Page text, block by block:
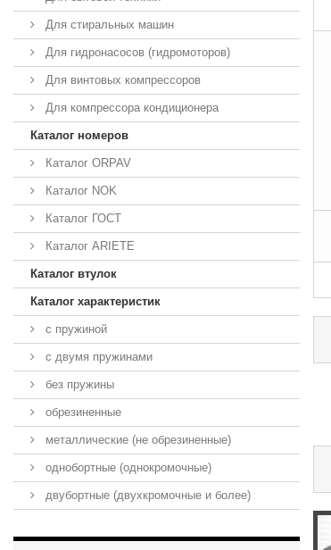
Для стиральных машин
Для гидронасосов (гидромоторов)
Для винтовых компрессоров
Для компрессора кондиционера
Каталог номеров
Каталог ORPAV
Каталог NOK
Каталог ГОСТ
Каталог ARIETE
Каталог втулок
Каталог характеристик
с пружиной
с двумя пружинами
без пружины
обрезиненные
металлические (не обрезиненные)
однобортные (однокромочные)
двубортные (двухкромочные и более)